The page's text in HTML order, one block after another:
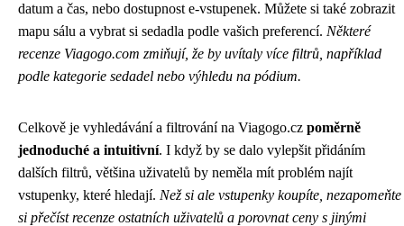
datum a čas, nebo dostupnost e-vstupenek. Můžete si také zobrazit
mapu sálu a vybrat si sedadla podle vašich preferencí. Některé
recenze Viagogo.com zmiňují, že by uvítaly více filtrů, například
podle kategorie sedadel nebo výhledu na pódium.
Celkově je vyhledávání a filtrování na Viagogo.cz poměrně
jednoduché a intuitivní. I když by se dalo vylepšit přidáním
dalších filtrů, většina uživatelů by neměla mít problém najít
vstupenky, které hledají. Než si ale vstupenky koupíte, nezapomeňte
si přečíst recenze ostatních uživatelů a porovnat ceny s jinými